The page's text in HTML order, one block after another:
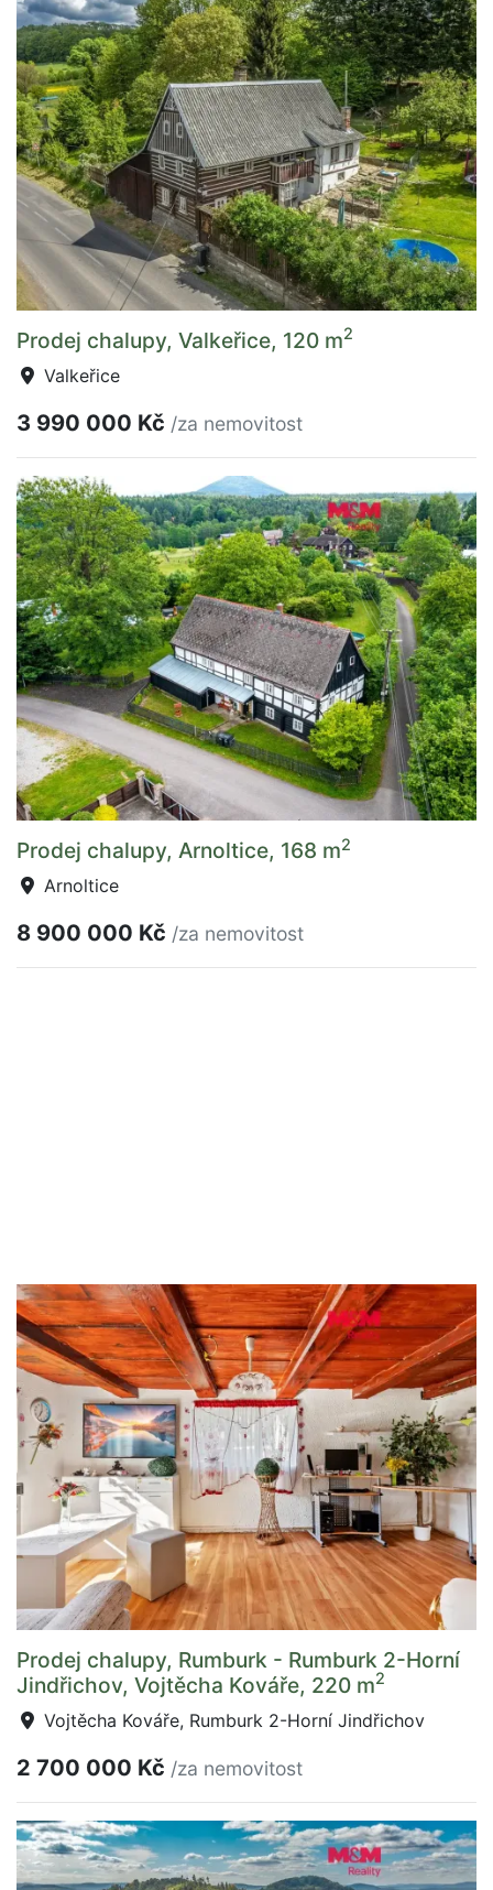
Prodej chalupy, Valkeřice, 120 m2
Valkeřice
3 990 000 Kč /za nemovitost
Prodej chalupy, Arnoltice, 168 m2
Arnoltice
8 900 000 Kč /za nemovitost
Prodej chalupy, Rumburk - Rumburk 2-Horní
Jindřichov, Vojtěcha Kováře, 220 m2
Vojtěcha Kováře, Rumburk 2-Horní Jindřichov
2 700 000 Kč /za nemovitost